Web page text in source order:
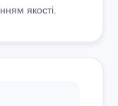
якості.